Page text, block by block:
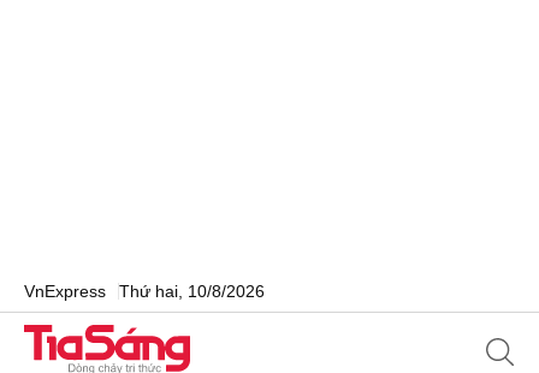
VnExpress Thứ hai, 10/8/2026